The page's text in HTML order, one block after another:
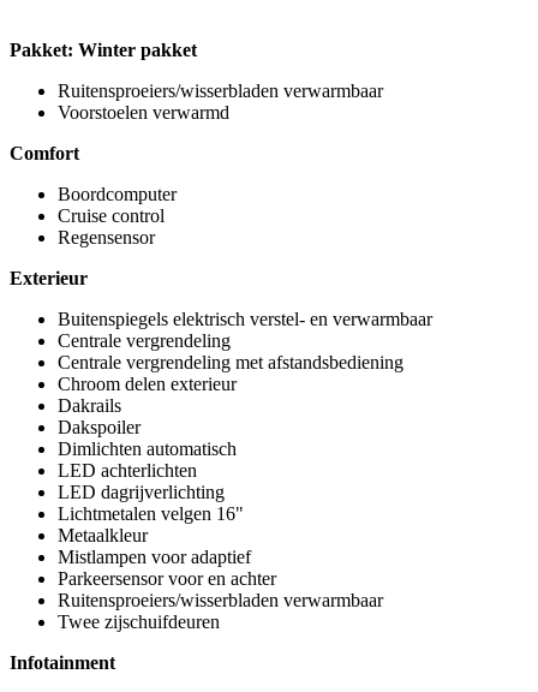
Pakket: Winter pakket
Ruitensproeiers/wisserbladen verwarmbaar
Voorstoelen verwarmd
Comfort
Boordcomputer
Cruise control
Regensensor
Exterieur
Buitenspiegels elektrisch verstel- en verwarmbaar
Centrale vergrendeling
Centrale vergrendeling met afstandsbediening
Chroom delen exterieur
Dakrails
Dakspoiler
Dimlichten automatisch
LED achterlichten
LED dagrijverlichting
Lichtmetalen velgen 16"
Metaalkleur
Mistlampen voor adaptief
Parkeersensor voor en achter
Ruitensproeiers/wisserbladen verwarmbaar
Twee zijschuifdeuren
Infotainment